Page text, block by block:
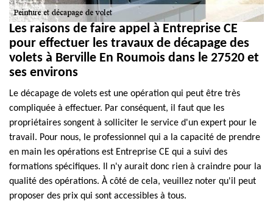
Les raisons de faire appel à Entreprise CE
pour effectuer les travaux de décapage des
volets à Berville En Roumois dans le 27520 et
ses environs
Le décapage de volets est une opération qui peut être très
compliquée à effectuer. Par conséquent, il faut que les
propriétaires songent à solliciter le service d'un expert pour le
travail. Pour nous, le professionnel qui a la capacité de prendre
en main les opérations est Entreprise CE qui a suivi des
formations spécifiques. Il n'y aurait donc rien à craindre pour la
qualité des opérations. À côté de cela, veuillez noter qu'il peut
proposer des prix qui sont accessibles à tous.